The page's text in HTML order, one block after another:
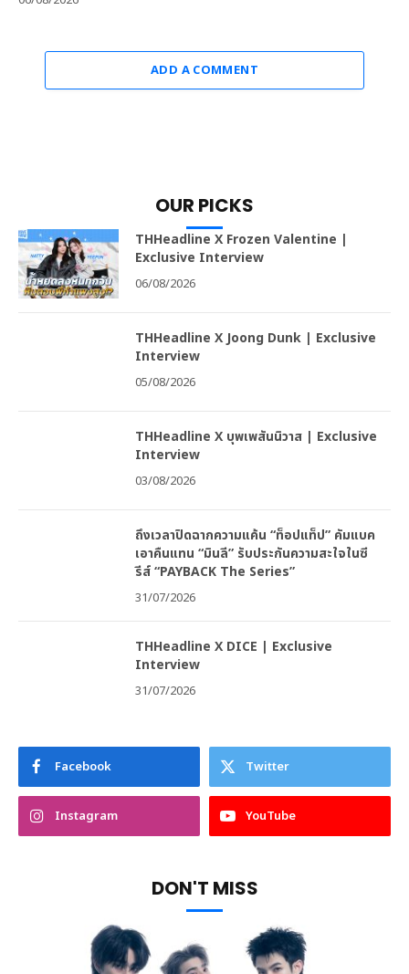
ADD A COMMENT
OUR PICKS
THHeadline X Frozen Valentine |
Exclusive Interview
06/08/2026
THHeadline X Joong Dunk | Exclusive
Interview
05/08/2026
THHeadline X บุพเพสันนิวาส | Exclusive
Interview
03/08/2026
ถึงเวลาปิดฉากความแค้น “ท็อปแท็ป” คัมแบค
เอาคืนแทน “มินลี” รับประกันความสะใจในซี
รีส์ “PAYBACK The Series”
31/07/2026
THHeadline X DICE | Exclusive
Interview
31/07/2026
Facebook Twitter
Instagram YouTube
DON'T MISS